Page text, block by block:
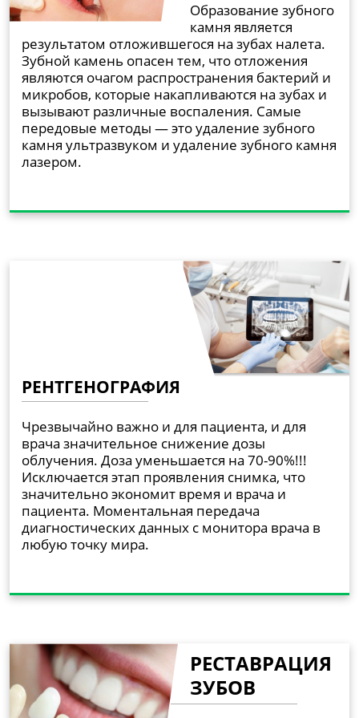
Образование зубного
камня является
результатом отложившегося на зубах налета.
Зубной камень опасен тем, что отложения
являются очагом распространения бактерий и
микробов, которые накапливаются на зубах и
вызывают различные воспаления. Самые
передовые методы — это удаление зубного
камня ультразвуком и удаление зубного камня
лазером.
РЕНТГЕНОГРАФИЯ
Чрезвычайно важно и для пациента, и для
врача значительное снижение дозы
облучения. Доза уменьшается на 70-90%!!!
Исключается этап проявления снимка, что
значительно экономит время и врача и
пациента. Моментальная передача
диагностических данных с монитора врача в
любую точку мира.
РЕСТАВРАЦИЯ
ЗУБОВ